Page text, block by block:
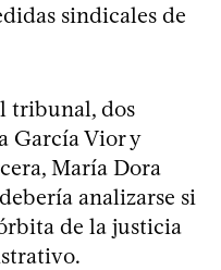
sindicales de
tribunal, dos
García Vior y
María Dora
analizarse si
de la justicia